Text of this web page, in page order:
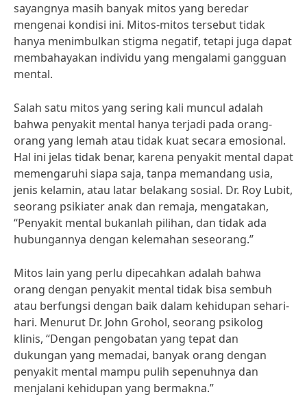
sayangnya masih banyak mitos yang beredar
mengenai kondisi ini. Mitos-mitos tersebut tidak
hanya menimbulkan stigma negatif, tetapi juga dapat
membahayakan individu yang mengalami gangguan
mental.
Salah satu mitos yang sering kali muncul adalah
bahwa penyakit mental hanya terjadi pada orang-
orang yang lemah atau tidak kuat secara emosional.
Hal ini jelas tidak benar, karena penyakit mental dapat
memengaruhi siapa saja, tanpa memandang usia,
jenis kelamin, atau latar belakang sosial. Dr. Roy Lubit,
seorang psikiater anak dan remaja, mengatakan,
“Penyakit mental bukanlah pilihan, dan tidak ada
hubungannya dengan kelemahan seseorang.”
Mitos lain yang perlu dipecahkan adalah bahwa
orang dengan penyakit mental tidak bisa sembuh
atau berfungsi dengan baik dalam kehidupan sehari-
hari. Menurut Dr. John Grohol, seorang psikolog
klinis, “Dengan pengobatan yang tepat dan
dukungan yang memadai, banyak orang dengan
penyakit mental mampu pulih sepenuhnya dan
menjalani kehidupan yang bermakna.”